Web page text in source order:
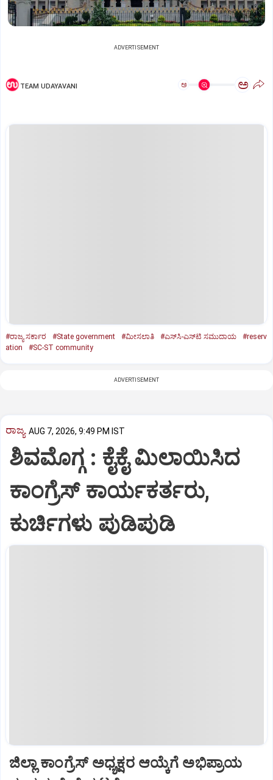
ADVERTISEMENT
TEAM UDAYAVANI ಅ ಅ
#ರಾಜ್ಯ ಸರ್ಕಾರ #State government #ಮೀಸಲಾತಿ #ಎಸ್‌ಸಿ-ಎಸ್‌ಟಿ ಸಮುದಾಯ
#reserv
ation
#SC-ST community
ADVERTISEMENT
ರಾಜ್ಯ AUG 7, 2026, 9:49 PM IST
ಶಿವಮೊಗ್ಗ : ಕೈಕೈ ಮಿಲಾಯಿಸಿದ
ಕಾಂಗ್ರೆಸ್ ಕಾರ್ಯಕರ್ತರು,
ಕುರ್ಚಿಗಳು ಪುಡಿಪುಡಿ
ಜಿಲ್ಲಾ ಕಾಂಗ್ರೆಸ್ ಅಧ್ಯಕ್ಷರ ಆಯ್ಕೆಗೆ ಅಭಿಪ್ರಾಯ